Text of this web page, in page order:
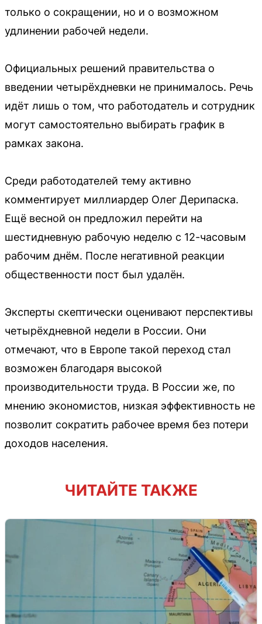
только о сокращении, но и о возможном
удлинении рабочей недели.
Официальных решений правительства о
введении четырёхдневки не принималось. Речь
идёт лишь о том, что работодатель и сотрудник
могут самостоятельно выбирать график в
рамках закона.
Среди работодателей тему активно
комментирует миллиардер Олег Дерипаска.
Ещё весной он предложил перейти на
шестидневную рабочую неделю с 12-часовым
рабочим днём. После негативной реакции
общественности пост был удалён.
Эксперты скептически оценивают перспективы
четырёхдневной недели в России. Они
отмечают, что в Европе такой переход стал
возможен благодаря высокой
производительности труда. В России же, по
мнению экономистов, низкая эффективность не
позволит сократить рабочее время без потери
доходов населения.
ЧИТАЙТЕ ТАКЖЕ